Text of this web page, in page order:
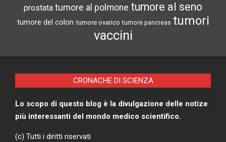
prostata tumore al polmone tumore al seno
tumore del colon tumore ovarico tumore pancreas tumori
vaccini
CRONACHE DI SCIENZA
Lo scopo di questo blog è la divulgazione delle notize
più interessanti del mondo medico scientifico.
(c) Tutti i diritti riservati